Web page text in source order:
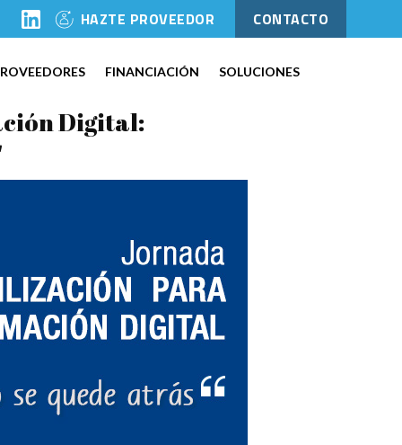
HAZTE PROVEEDOR CONTACTO
FINANCIACIÓN SOLUCIONES
Digital: